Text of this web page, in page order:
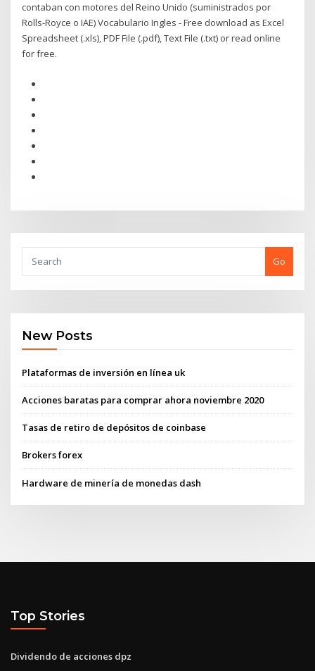
contaban con motores del Reino Unido (suministrados por
Rolls-Royce o IAE) Vocabulario Ingles - Free download as Excel
Spreadsheet (.xls), PDF File (.pdf), Text File (.txt) or read online
for free.
Go
New Posts
Plataformas de inversión en línea uk
Acciones baratas para comprar ahora noviembre 2020
Tasas de retiro de depósitos de coinbase
Brokers forex
Hardware de minería de monedas dash
Top Stories
Dividendo de acciones dpz